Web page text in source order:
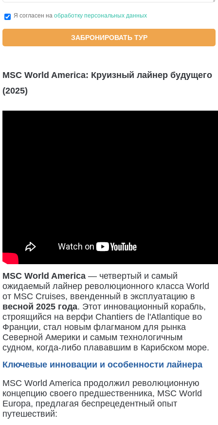
Я согласен на обработку персональных данных
ЗАБРОНИРОВАТЬ ТУР
MSC World America: Круизный лайнер будущего
(2025)
MSC World America — четвертый и самый
ожидаемый лайнер революционного класса World
от MSC Cruises, ввенденный в эксплуатацию в
весной 2025 года. Этот инновационный корабль,
строящийся на верфи Chantiers de l'Atlantique во
Франции, стал новым флагманом для рынка
Северной Америки и самым технологичным
судном, когда-либо плававшим в Карибском море.
Ключевые инновации и особенности лайнера
MSC World America продолжил революционную
концепцию своего предшественника, MSC World
Europa, предлагая беспрецедентный опыт
путешествий: